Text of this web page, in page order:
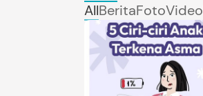
AllBeritaFotoVideo